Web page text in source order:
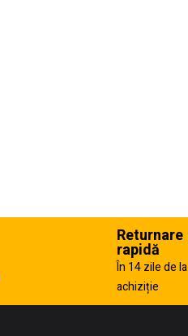
Returnare
rapidă
În 14 zile de la
achiziție